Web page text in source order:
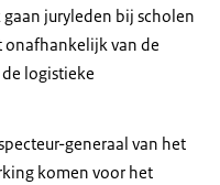
juryleden bij scholen
onafhankelijk van de
logistieke
generaal van het
komen voor het